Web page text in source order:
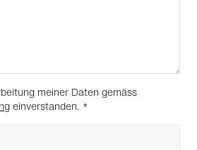
meiner Daten gemäss
einverstanden. *